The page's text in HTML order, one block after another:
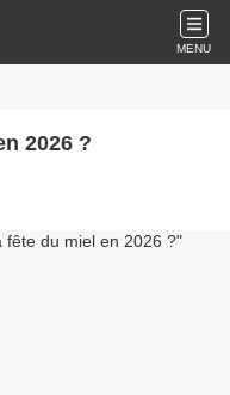
MENU
2026 ?